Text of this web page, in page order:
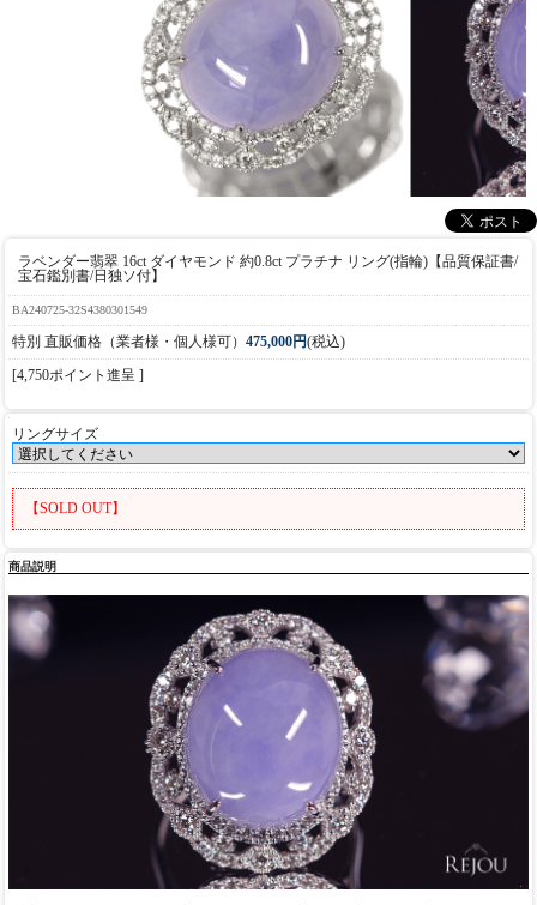
ラベンダー翡翠 16ct ダイヤモンド 約0.8ct プラチナ リング(指輪)【品質保証書/
宝石鑑別書/日独ソ付】
BA240725-32S4380301549
特別 直販価格（業者様・個人様可） 475,000円(税込)
[4,750ポイント進呈 ]
リングサイズ
【SOLD OUT】
商品説明